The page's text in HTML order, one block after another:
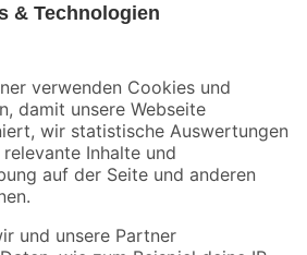
und Aktionen mehr verpassen!